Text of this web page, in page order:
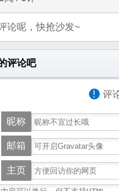
论呢，快抢沙发~
评论吧
! 评
昵称
邮箱
主页